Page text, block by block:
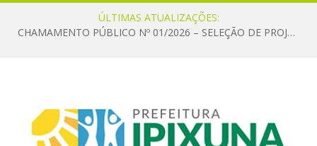
ÚLTIMAS ATUALIZAÇÕES:
CHAMAMENTO PÚBLICO Nº 01/2026 – SELEÇÃO DE PROJETOS PARA FIRMAR TERMO DE EXECUÇÃO CULTURAL COM RECURSOS DA POLÍTICA NACIONAL ALDIR BLANC DE FOMENTO À CULTURA – PNAB (LEI Nº 14.399/2022)